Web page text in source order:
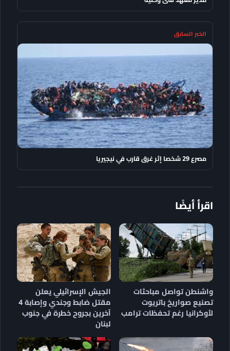
الخبر السابق
مصرع 29 شخصا إثر غرق قارب في نيجيريا
اقرأ أيضًا
واشنطن تواصل مباحثات
تصنيع صواريخ باتريوت
لأوكرانيا رغم تحفظات ترامب
الجيش الإسرائيلي يعلن
مقتل ضابط وجندي وإصابة 4
آخرين بجروح خطرة في جنوب
لبنان